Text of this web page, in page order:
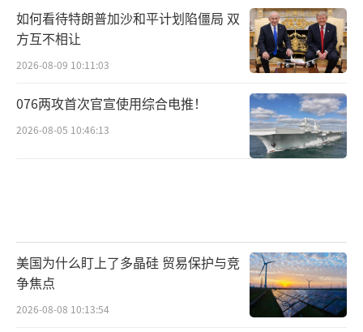
如何看待特朗普加沙和平计划陷僵局 双
方互不相让
2026-08-09 10:11:03
076两攻首次官宣使用综合电推！
2026-08-05 10:46:13
美国为什么盯上了多晶硅 贸易保护与竞
争焦点
2026-08-08 10:13:54